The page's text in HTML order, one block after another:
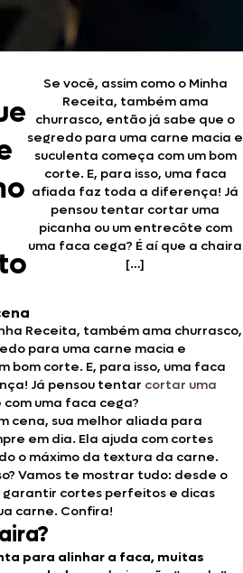
Se você, assim como o Minha
Receita, também ama
churrasco, então já sabe que o
segredo para uma carne macia e
suculenta começa com um bom
corte. E, para isso, uma faca
afiada faz toda a diferença! Já
pensou tentar cortar uma
picanha ou um entrecôte com
uma faca cega? É aí que a chaira
[…]
Receita, também ama churrasco,
para uma carne macia e
bom corte. E, para isso, uma faca
Já pensou tentar cortar uma
uma faca cega?
cena, sua melhor aliada para
em dia. Ela ajuda com cortes
o máximo da textura da carne.
Vamos te mostrar tudo: desde o
garantir cortes perfeitos e dicas
carne. Confira!
para alinhar a faca, muitas